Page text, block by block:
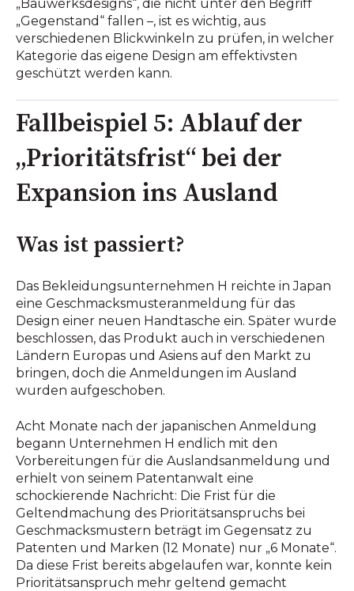
„Bauwerksdesigns“, die nicht unter den Begriff
„Gegenstand“ fallen –, ist es wichtig, aus
verschiedenen Blickwinkeln zu prüfen, in welcher
Kategorie das eigene Design am effektivsten
geschützt werden kann.
Fallbeispiel 5: Ablauf der
„Prioritätsfrist“ bei der
Expansion ins Ausland
Was ist passiert?
Das Bekleidungsunternehmen H reichte in Japan
eine Geschmacksmusteranmeldung für das
Design einer neuen Handtasche ein. Später wurde
beschlossen, das Produkt auch in verschiedenen
Ländern Europas und Asiens auf den Markt zu
bringen, doch die Anmeldungen im Ausland
wurden aufgeschoben.
Acht Monate nach der japanischen Anmeldung
begann Unternehmen H endlich mit den
Vorbereitungen für die Auslandsanmeldung und
erhielt von seinem Patentanwalt eine
schockierende Nachricht: Die Frist für die
Geltendmachung des Prioritätsanspruchs bei
Geschmacksmustern beträgt im Gegensatz zu
Patenten und Marken (12 Monate) nur „6 Monate“.
Da diese Frist bereits abgelaufen war, konnte kein
Prioritätsanspruch mehr geltend gemacht